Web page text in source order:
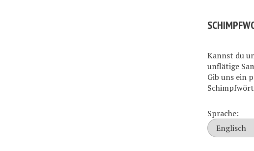
Kannst du
unflätige
Gib uns ein
Sprache: